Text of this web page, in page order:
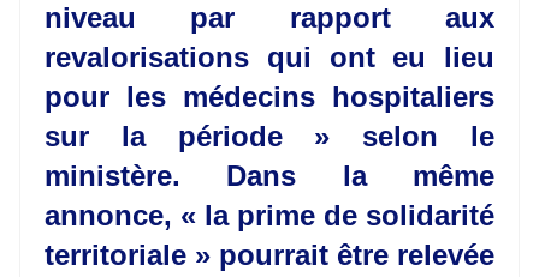
niveau par rapport aux
revalorisations qui ont eu lieu
pour les médecins hospitaliers
sur la période » selon le
ministère. Dans la même
annonce, « la prime de solidarité
territoriale » pourrait être relevée